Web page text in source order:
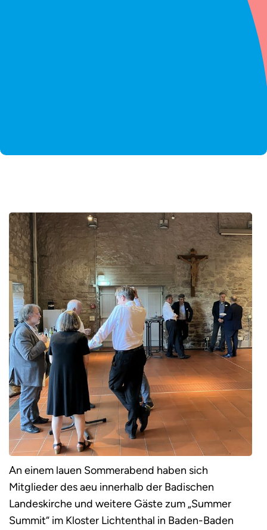
An einem lauen Sommerabend haben sich
Mitglieder des aeu innerhalb der Badischen
Landeskirche und weitere Gäste zum „Summer
Summit“ im Kloster Lichtenthal in Baden-Baden